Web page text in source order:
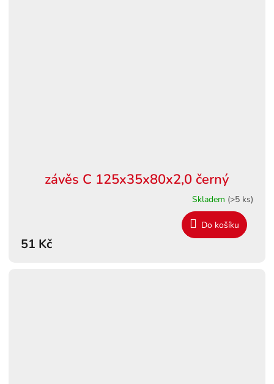
závěs C 125x35x80x2,0 černý
Skladem (>5 ks)
51 Kč
Do košíku